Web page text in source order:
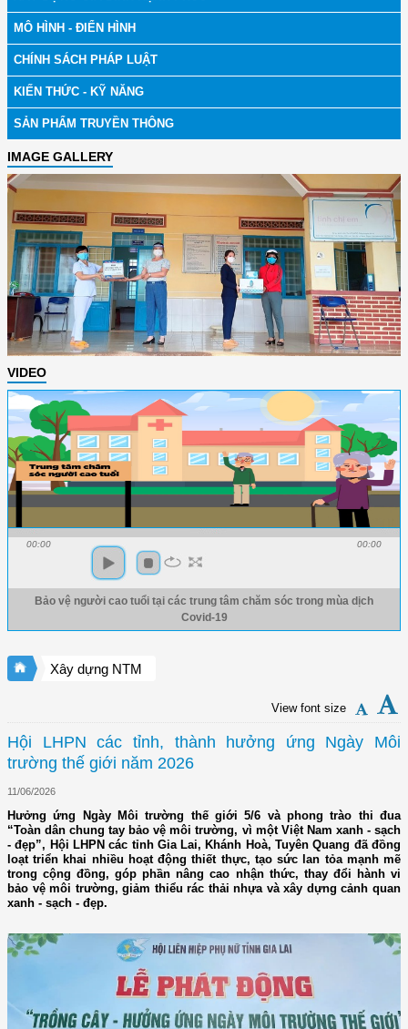
MÔ HÌNH - ĐIỂN HÌNH
CHÍNH SÁCH PHÁP LUẬT
KIẾN THỨC - KỸ NĂNG
SẢN PHẨM TRUYỀN THÔNG
IMAGE GALLERY
VIDEO
00:00 00:00
Bảo vệ người cao tuổi tại các trung tâm chăm sóc trong mùa dịch
Covid-19
Xây dựng NTM
View font size
Hội LHPN các tỉnh, thành hưởng ứng Ngày Môi
trường thế giới năm 2026
11/06/2026
Hưởng ứng Ngày Môi trường thế giới 5/6 và phong trào thi đua
“Toàn dân chung tay bảo vệ môi trường, vì một Việt Nam xanh - sạch
- đẹp”, Hội LHPN các tỉnh Gia Lai, Khánh Hoà, Tuyên Quang đã đồng
loạt triển khai nhiều hoạt động thiết thực, tạo sức lan tỏa mạnh mẽ
trong cộng đồng, góp phần nâng cao nhận thức, thay đổi hành vi
bảo vệ môi trường, giảm thiểu rác thải nhựa và xây dựng cảnh quan
xanh - sạch - đẹp.